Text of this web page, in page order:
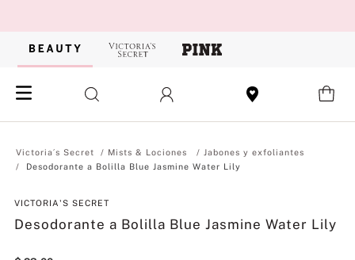
Mists & Lociones
Jabones y exfoliantes
Desodorante a Bolilla Blue Jasmine Water Lily​​​​​​​
VICTORIA'S SECRET
Desodorante a Bolilla Blue Jasmine Water Lily​​​​​​​